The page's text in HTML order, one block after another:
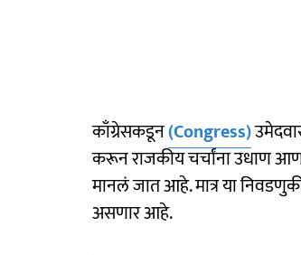
काँग्रेसकडून(Congress)
करून राजकीय चर्चांना उधाण
मानलं जात आहे. मात्र या
असणार आहे.